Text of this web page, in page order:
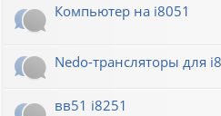
Компьютер на i8051
Nedo-трансляторы для
вв51 i8251